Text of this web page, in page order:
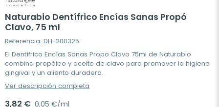
Naturabio Dentífrico Encías Sanas Propó
Clavo, 75 ml
Referencia: DH-200325
El Dentífrico Encías Sanas Propo Clavo 75ml de Naturabio
combina propóleo y aceite de clavo para promover la higiene
gingival y un aliento duradero.
Ver descripción completa
3,82 € 0,05 €/ml